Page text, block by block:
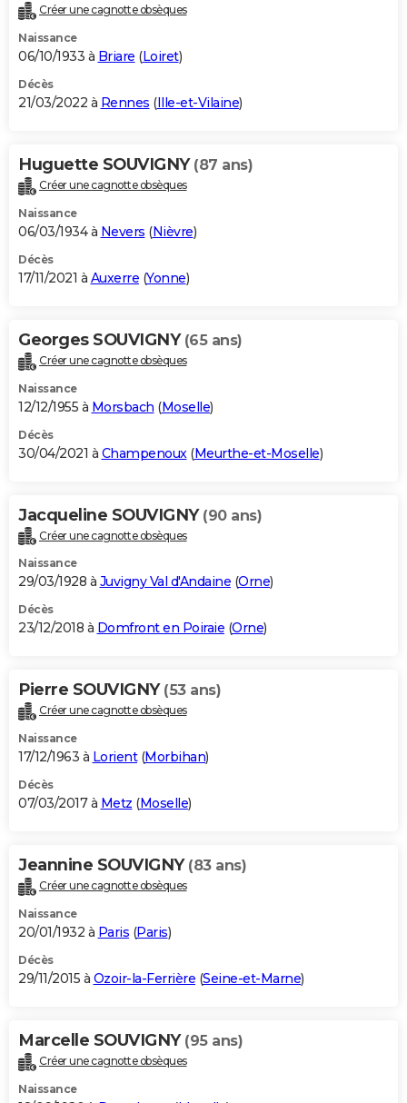
Créer une cagnotte obsèques
Naissance
06/10/1933 à Briare (Loiret)
Décès
21/03/2022 à Rennes (Ille-et-Vilaine)
Huguette SOUVIGNY (87 ans)
Créer une cagnotte obsèques
Naissance
06/03/1934 à Nevers (Nièvre)
Décès
17/11/2021 à Auxerre (Yonne)
Georges SOUVIGNY (65 ans)
Créer une cagnotte obsèques
Naissance
12/12/1955 à Morsbach (Moselle)
Décès
30/04/2021 à Champenoux (Meurthe-et-Moselle)
Jacqueline SOUVIGNY (90 ans)
Créer une cagnotte obsèques
Naissance
29/03/1928 à Juvigny Val d'Andaine (Orne)
Décès
23/12/2018 à Domfront en Poiraie (Orne)
Pierre SOUVIGNY (53 ans)
Créer une cagnotte obsèques
Naissance
17/12/1963 à Lorient(Morbihan)
Décès
07/03/2017 à Metz (Moselle)
Jeannine SOUVIGNY (83 ans)
Créer une cagnotte obsèques
Naissance
20/01/1932 à Paris (Paris)
Décès
29/11/2015 à Ozoir-la-Ferrière (Seine-et-Marne)
Marcelle SOUVIGNY (95 ans)
Créer une cagnotte obsèques
Naissance